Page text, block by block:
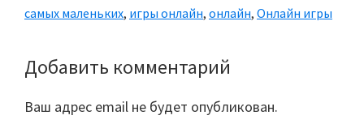
самых маленьких, игры онлайн, онлайн, Онлайн игры
Reader
Interactions
Добавить комментарий
Ваш адрес email не будет опубликован.